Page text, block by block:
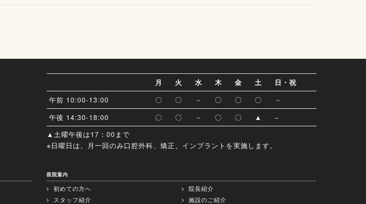
月 火 水 木 金 土
日・祝
午前 10:00-13:00
〇 〇 － 〇 〇 〇
－
午後 14:30-18:00
〇 〇 － 〇 〇 ▲
−
▲土曜午後は17：00まで
※日曜日は、月一回のみ口腔外科、矯正、インプラントを実施します。
医院案内
初めての方へ
院長紹介
スタッフ紹介
施設のご紹介